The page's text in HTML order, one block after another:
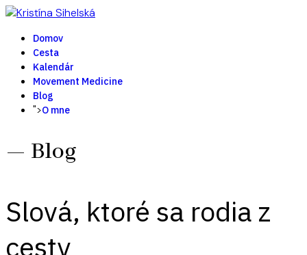
Domov
Cesta
Kalendár
Movement Medicine
Blog
">O mne
— Blog
Slová, ktoré sa rodia z
cesty